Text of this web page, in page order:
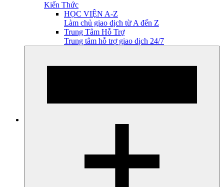
Kiến Thức
HỌC VIỆN A-Z
Làm chủ giao dịch từ A đến Z
Trung Tâm Hỗ Trợ
Trung tâm hỗ trợ giao dịch 24/7